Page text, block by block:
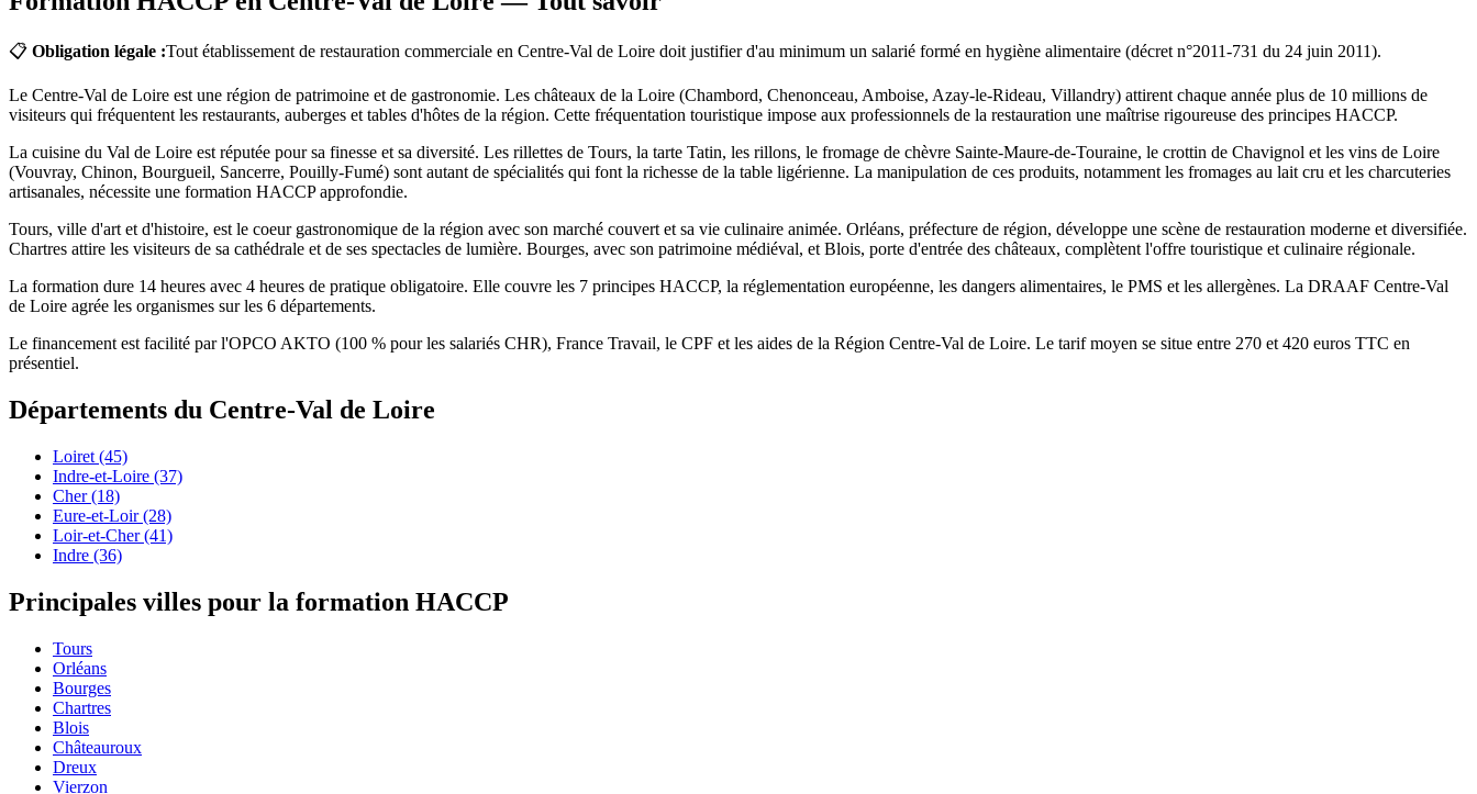
📋 Obligation légale :Tout établissement de restauration commerciale en Centre-Val de Loire doit justifier d'au minimum un salarié formé en hygiène alimentaire (décret n°2011-731 du 24 juin 2011).
Le Centre-Val de Loire est une région de patrimoine et de gastronomie. Les châteaux de la Loire (Chambord, Chenonceau, Amboise, Azay-le-Rideau, Villandry) attirent chaque année plus de 10 millions de
visiteurs qui fréquentent les restaurants, auberges et tables d'hôtes de la région. Cette fréquentation touristique impose aux professionnels de la restauration une maîtrise rigoureuse des principes HACCP.
La cuisine du Val de Loire est réputée pour sa finesse et sa diversité. Les rillettes de Tours, la tarte Tatin, les rillons, le fromage de chèvre Sainte-Maure-de-Touraine, le crottin de Chavignol et les vins de Loire
(Vouvray, Chinon, Bourgueil, Sancerre, Pouilly-Fumé) sont autant de spécialités qui font la richesse de la table ligérienne. La manipulation de ces produits, notamment les fromages au lait cru et les charcuteries
artisanales, nécessite une formation HACCP approfondie.
Tours, ville d'art et d'histoire, est le coeur gastronomique de la région avec son marché couvert et sa vie culinaire animée. Orléans, préfecture de région, développe une scène de restauration moderne et diversifiée.
Chartres attire les visiteurs de sa cathédrale et de ses spectacles de lumière. Bourges, avec son patrimoine médiéval, et Blois, porte d'entrée des châteaux, complètent l'offre touristique et culinaire régionale.
La formation dure 14 heures avec 4 heures de pratique obligatoire. Elle couvre les 7 principes HACCP, la réglementation européenne, les dangers alimentaires, le PMS et les allergènes. La DRAAF Centre-Val
de Loire agrée les organismes sur les 6 départements.
Le financement est facilité par l'OPCO AKTO (100 % pour les salariés CHR), France Travail, le CPF et les aides de la Région Centre-Val de Loire. Le tarif moyen se situe entre 270 et 420 euros TTC en
présentiel.
Départements du Centre-Val de Loire
Loiret (45)
Indre-et-Loire (37)
Cher (18)
Eure-et-Loir (28)
Loir-et-Cher (41)
Indre (36)
Principales villes pour la formation HACCP
Tours
Orléans
Bourges
Chartres
Blois
Châteauroux
Dreux
Vierzon